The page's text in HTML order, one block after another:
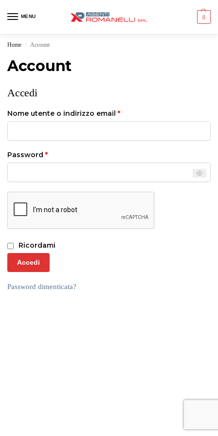
MENU 0
Home / Account
Account
Accedi
Nome utente o indirizzo email *
Password *
Ricordami
Accedi
Password dimenticata?